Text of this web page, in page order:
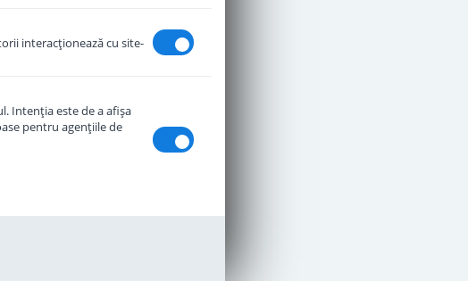
interacţionează cu site-
Intenţia este de a afişa
pentru agenţiile de